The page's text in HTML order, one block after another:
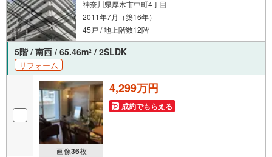
神奈川県厚木市中町4丁目
2011年7月（築16年）
45戸 / 地上階数12階
5階 / 南西 / 65.46m2 / 2SLDK
リフォーム
画像36枚
4,299万円
成約でもらえる